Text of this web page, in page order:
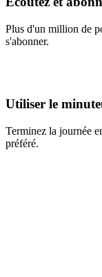
Plus d'un million de
s'abonner.
Utiliser le
Terminez la journée
préféré.